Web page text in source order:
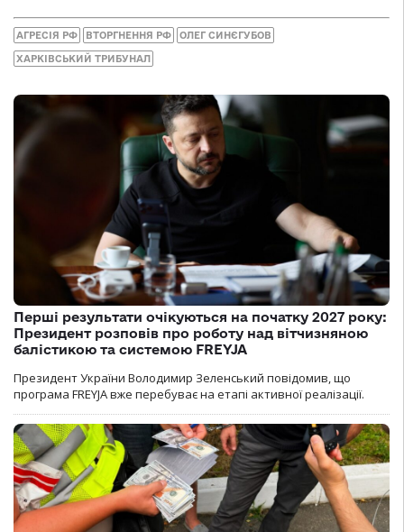
АГРЕСІЯ РФ ВТОРГНЕННЯ РФ ОЛЕГ СИНЄГУБОВ
ХАРКІВСЬКИЙ ТРИБУНАЛ
Перші результати очікуються на початку 2027 року:
Президент розповів про роботу над вітчизняною
балістикою та системою FREYJA
Президент України Володимир Зеленський повідомив, що
програма FREYJA вже перебуває на етапі активної реалізації.